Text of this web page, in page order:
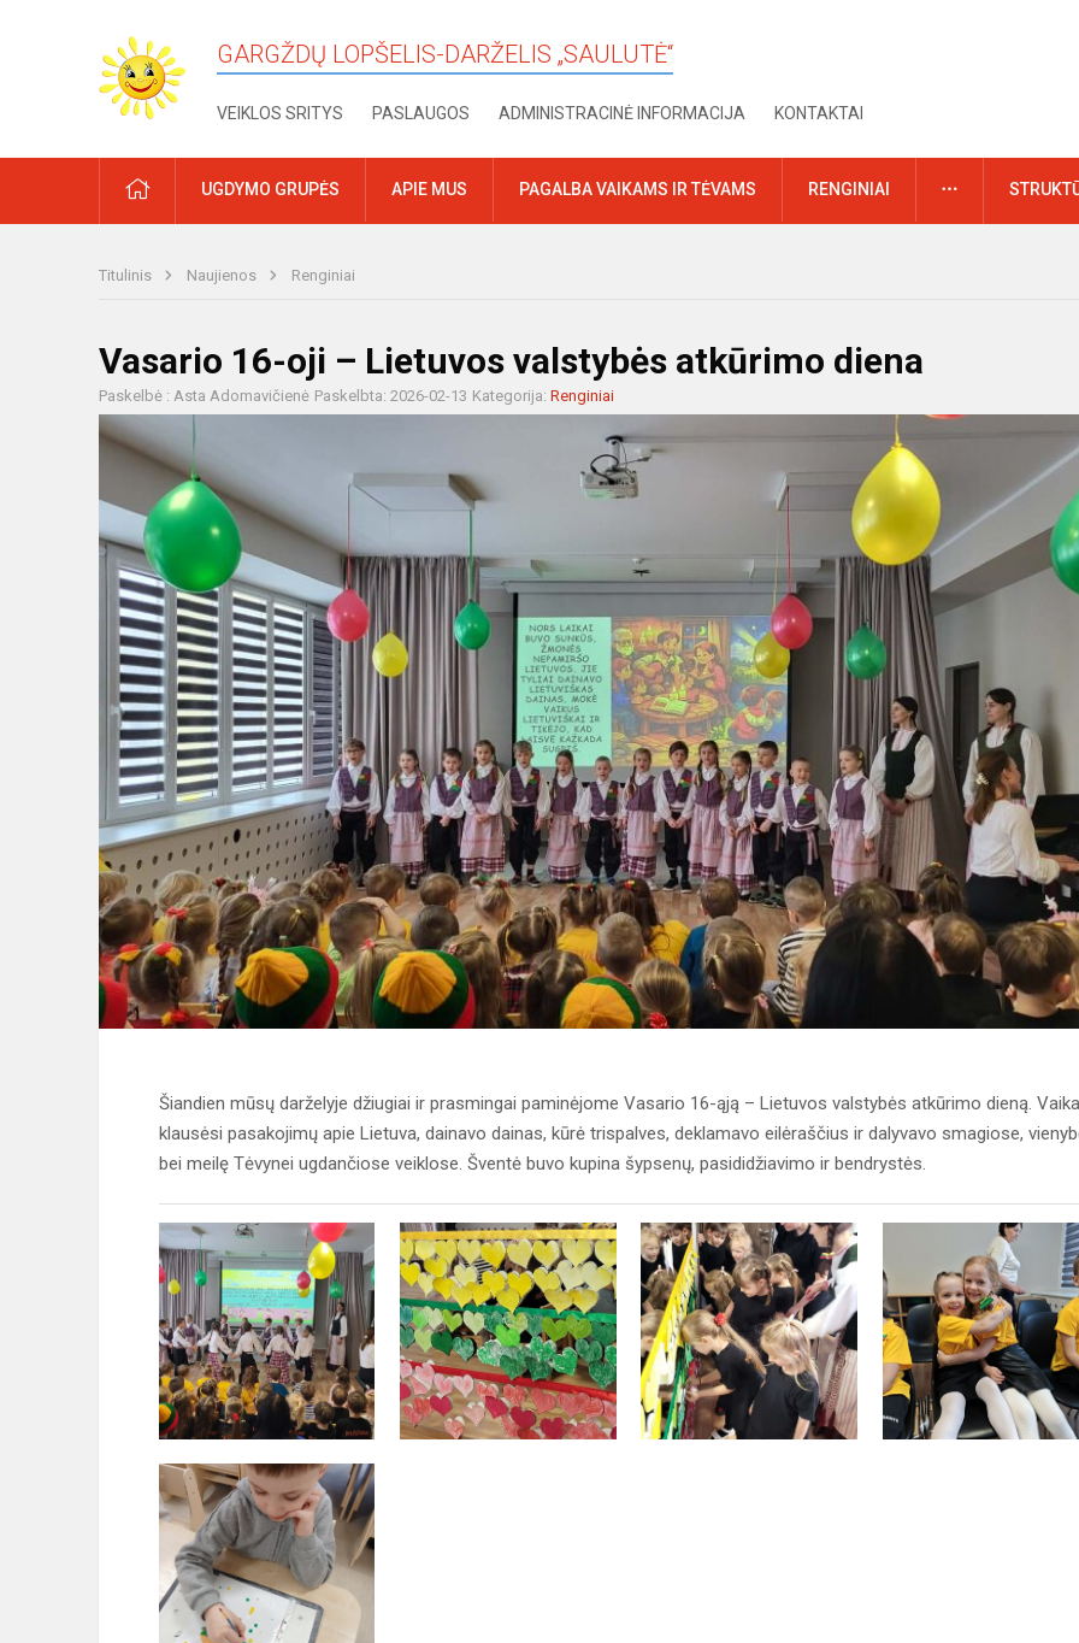
GARGŽDŲ LOPŠELIS-DARŽELIS „SAULUTĖ“
VEIKLOS SRITYS PASLAUGOS ADMINISTRACINĖ INFORMACIJA KONTAKTAI
PRADŽIAUGDYMO GRUPĖS APIE MUS PAGALBA VAIKAMS IR TĖVAMS RENGINIAI DAUGIAU
Titulinis Naujienos Renginiai
Vasario 16-oji – Lietuvos valstybės atkūrimo diena
Paskelbė : Asta Adomavičienė Paskelbta: 2026-02-13 Kategorija: Renginiai
Šiandien mūsų darželyje džiugiai ir prasmingai paminėjome Vasario 16-ąją – Lietuvos valstybės atkūrimo dieną.
klausėsi pasakojimų apie Lietuva, dainavo dainas, kūrė trispalves, deklamavo eilėraščius ir dalyvavo smagiose,
bei meilę Tėvynei ugdančiose veiklose. Šventė buvo kupina šypsenų, pasididžiavimo ir bendrystės.